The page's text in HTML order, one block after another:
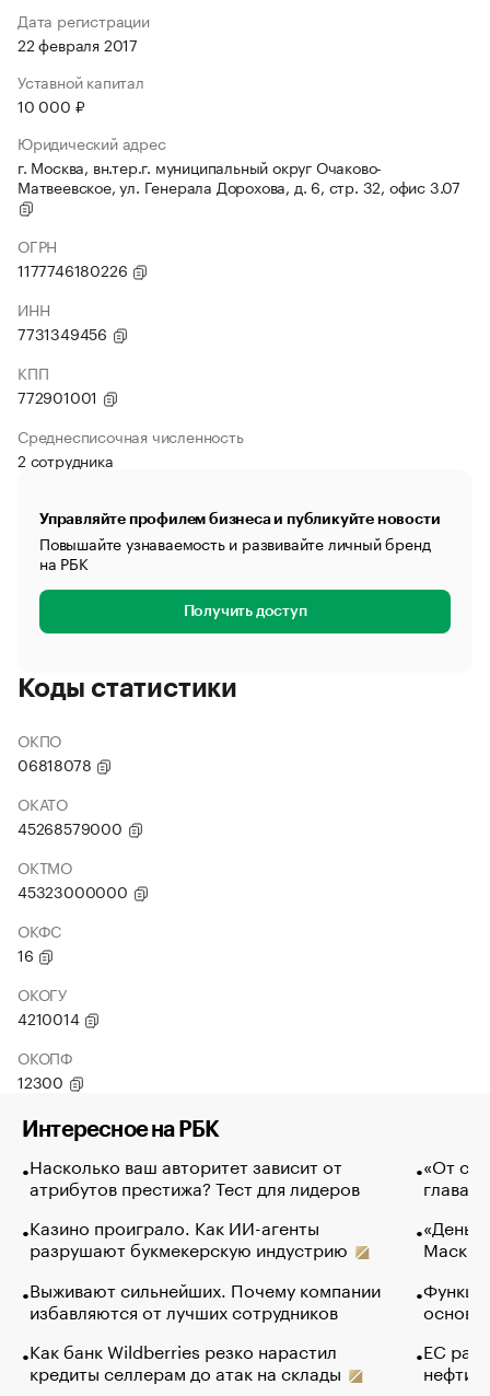
Дата регистрации
22 февраля 2017
Уставной капитал
10 000 ₽
Юридический адрес
г. Москва, вн.тер.г. муниципальный округ Очаково-
Матвеевское, ул. Генерала Дорохова, д. 6, стр. 32, офис 3.07
ОГРН
1177746180226
ИНН
7731349456
КПП
772901001
Среднесписочная численность
2 сотрудника
Управляйте профилем бизнеса и публикуйте новости
Повышайте узнаваемость и развивайте личный бренд
на РБК
Получить доступ
Коды статистики
ОКПО
06818078
ОКАТО
45268579000
ОКТМО
45323000000
ОКФС
16
ОКОГУ
4210014
ОКОПФ
12300
Интересное на РБК
Насколько ваш авторитет зависит от
атрибутов престижа? Тест для лидеров
Казино проиграло. Как ИИ-агенты
разрушают букмекерскую индустрию
Выживают сильнейших. Почему компании
избавляются от лучших сотрудников
Как банк Wildberries резко нарастил
кредиты селлерам до атак на склады
«От
глава
Маск в
основ
ЕС
нефти